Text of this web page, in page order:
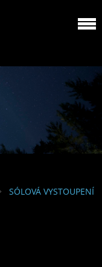
SÓLOVÁ VYSTOUPENÍ